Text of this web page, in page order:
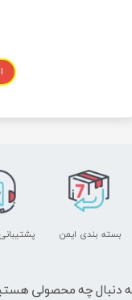
پشتیبانی ۲۴ ساعته بسته بندی ایمن
دنبال چه محصولی